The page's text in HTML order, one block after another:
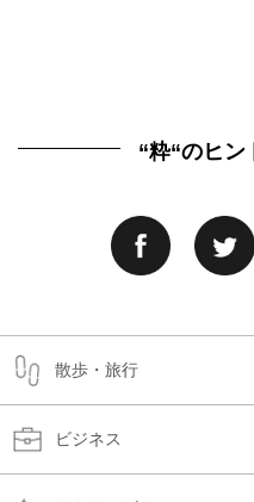
“粋“のヒン
散歩・旅行
ビジネス